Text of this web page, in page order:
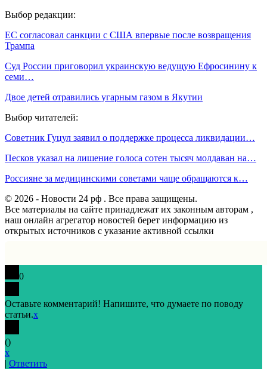
Выбор редакции:
ЕС согласовал санкции с США впервые после возвращения
Трампа
Суд России приговорил украинскую ведущую Ефросинину к
семи…
Двое детей отравились угарным газом в Якутии
Выбор читателей:
Советник Гуцул заявил о поддержке процесса ликвидации…
Песков указал на лишение голоса сотен тысяч молдаван на…
Россияне за медицинскими советами чаще обращаются к…
© 2026 - Новости 24 рф . Все права защищены.
Все материалы на сайте принадлежат их законным авторам ,
наш онлайн агрегатор новостей берет информацию из
открытых источников с указание активной ссылки
0
Оставьте комментарий! Напишите, что думаете по поводу
статьи.x
()
x
| Ответить